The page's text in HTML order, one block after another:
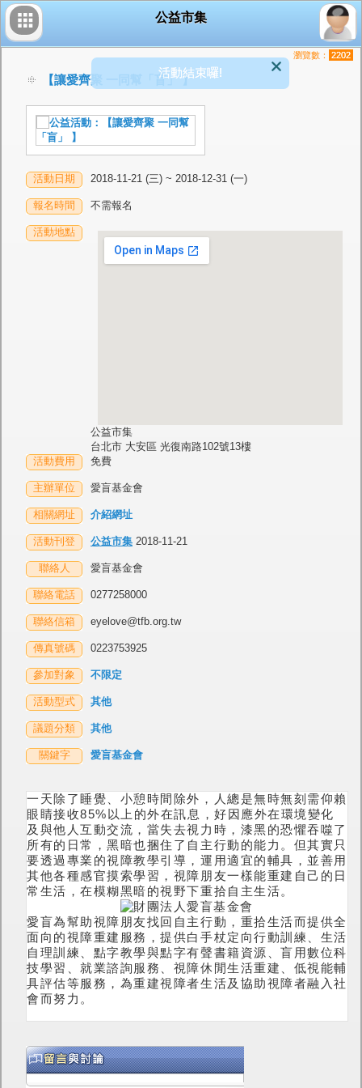
公益市集
活動結束囉!
【讓愛齊聚 一同幫「盲」 】
瀏覽數： 2202
活動日期 2018-11-21 (三) ~ 2018-12-31 (一)
報名時間 不需報名
活動地點
公益市集
台北市 大安區 光復南路102號13樓
活動費用
免費
主辦單位 愛盲基金會
相關網址 介紹網址
活動刊登 公益市集 2018-11-21
聯絡人 愛盲基金會
聯絡電話 0277258000
聯絡信箱 eyelove@tfb.org.tw
傳真號碼 0223753925
參加對象 不限定
活動型式 其他
議題分類 其他
關鍵字 愛盲基金會
一天除了睡覺、小憩時間除外，人總是無時無刻需仰賴
眼睛接收85%以上的外在訊息，好因應外在環境變化
及與他人互動交流，當失去視力時，漆黑的恐懼吞噬了
所有的日常，黑暗也捆住了自主行動的能力。但其實只
要透過專業的視障教學引導，運用適宜的輔具，並善用
其他各種感官摸索學習，視障朋友一樣能重建自己的日
常生活，在模糊黑暗的視野下重拾自主生活。
愛盲為幫助視障朋友找回自主行動，重拾生活而提供全
面向的視障重建服務，提供白手杖定向行動訓練、生活
自理訓練、點字教學與點字有聲書籍資源、盲用數位科
技學習、就業諮詢服務、視障休閒生活重建、低視能輔
具評估等服務，為重建視障者生活及協助視障者融入社
會而努力。